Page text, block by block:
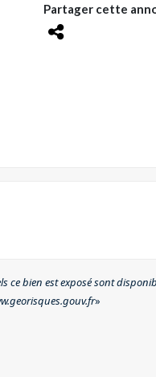
Partager cette
ce bien est exposé sont
»